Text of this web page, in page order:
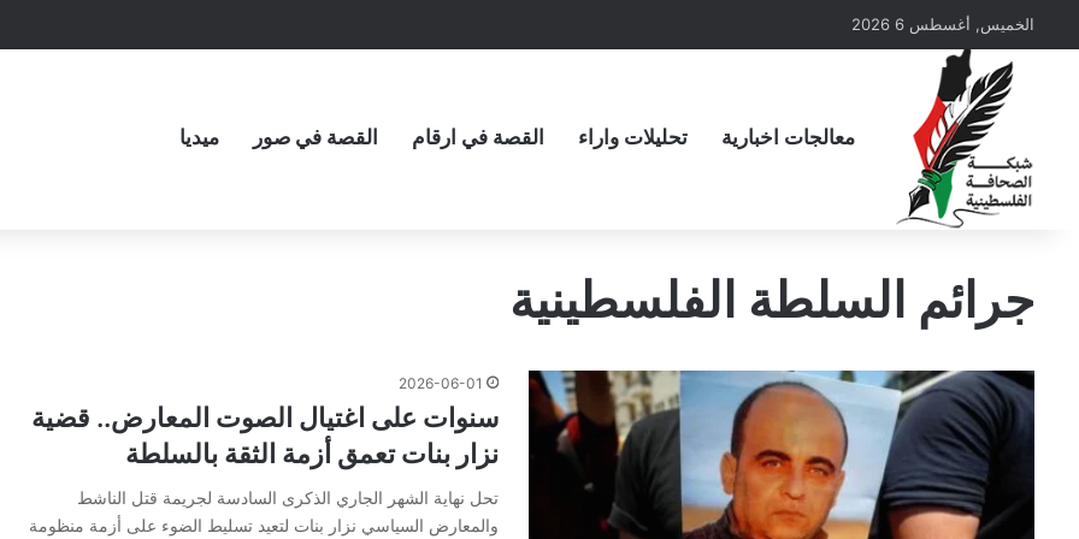
الخميس, أغسطس 6 2026
معالجات اخبارية تحليلات واراء القصة في ارقام القصة في صور ميديا
جرائم السلطة الفلسطينية
2026-06-01
سنوات على اغتيال الصوت المعارض.. قضية
نزار بنات تعمق أزمة الثقة بالسلطة
تحل نهاية الشهر الجاري الذكرى السادسة لجريمة قتل الناشط
والمعارض السياسي نزار بنات لتعيد تسليط الضوء على أزمة منظومة